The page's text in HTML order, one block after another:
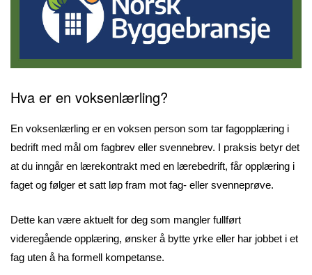
Hva er en voksenlærling?
En voksenlærling er en voksen person som tar fagopplæring i
bedrift med mål om fagbrev eller svennebrev. I praksis betyr det
at du inngår en lærekontrakt med en lærebedrift, får opplæring i
faget og følger et satt løp fram mot fag- eller svenneprøve.
Dette kan være aktuelt for deg som mangler fullført
videregående opplæring, ønsker å bytte yrke eller har jobbet i et
fag uten å ha formell kompetanse.